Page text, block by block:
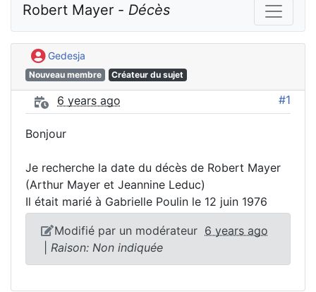
Robert Mayer - Décès
Gedesja
Nouveau membre Créateur du sujet
6 years ago #1
Bonjour
Je recherche la date du décès de Robert Mayer
(Arthur Mayer et Jeannine Leduc)
Il était marié à Gabrielle Poulin le 12 juin 1976
Modifié par un modérateur 6 years ago
Raison: Non indiquée